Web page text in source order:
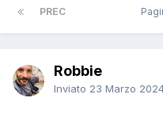
PREC
Robbie
Inviato 23 Marzo